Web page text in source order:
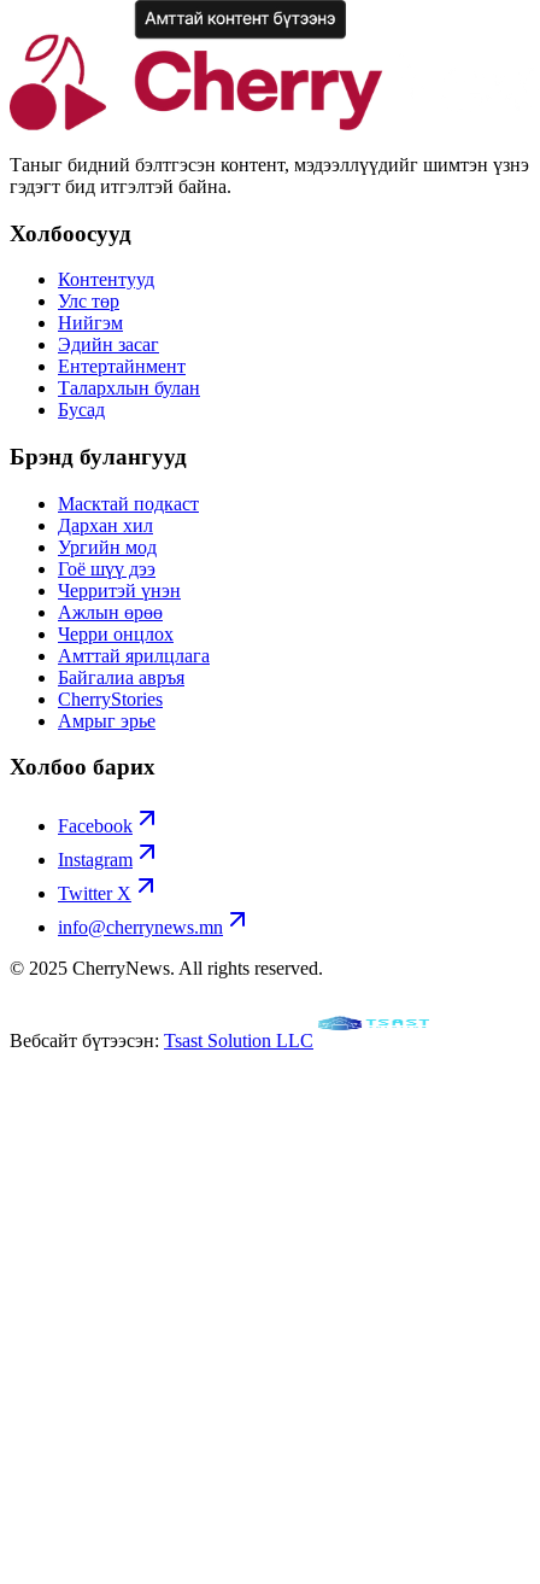
Таныг бидний бэлтгэсэн контент, мэдээллүүдийг шимтэн үзнэ
гэдэгт бид итгэлтэй байна.
Холбоосууд
Контентууд
Улс төр
Нийгэм
Эдийн засаг
Ентертайнмент
Талархлын булан
Бусад
Брэнд булангууд
Масктай подкаст
Дархан хил
Ургийн мод
Гоё шүү дээ
Черритэй үнэн
Ажлын өрөө
Черри онцлох
Амттай ярилцлага
Байгалиа авръя
CherryStories
Амрыг эрье
Холбоо барих
Facebook
Instagram
Twitter X
info@cherrynews.mn
© 2025 CherryNews. All rights reserved.
Вебсайт бүтээсэн: Tsast Solution LLC